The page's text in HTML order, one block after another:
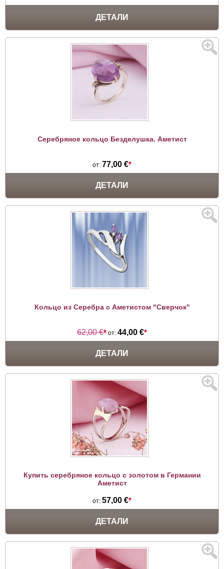
ДЕТАЛИ
Серебряное кольцо Безделушка. Аметист
от: 77,00 €*
ДЕТАЛИ
Кольцо из Серебра с Аметистом "Сверчок"
62,00 €* от: 44,00 €*
ДЕТАЛИ
Купить серебряное кольцо с золотом в Германии
Аметист
от: 57,00 €*
ДЕТАЛИ